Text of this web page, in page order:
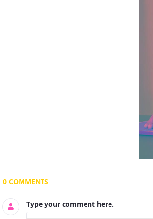
Documents and Media
0 COMMENTS
Type your comment here.